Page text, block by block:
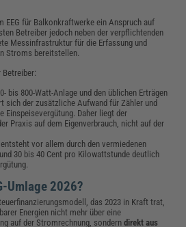
EEG für Balkonkraftwerke ein Anspruch auf
Betreiber jedoch neben der verpflichtenden
Messinfrastruktur für die Erfassung und
Stroms bereitstellen.
bis 800-Watt-Anlage und den üblichen Erträgen
sich der zusätzliche Aufwand für Zähler und
Einspeisevergütung. Daher liegt der
Praxis auf dem Eigenverbrauch, nicht auf der
vor allem durch den vermiedenen
30 bis 40 Cent pro Kilowattstunde deutlich
Umlage 2026?
das 2023 in Kraft trat,
Energien nicht mehr über eine
auf der Stromrechnung, sonderndirekt aus